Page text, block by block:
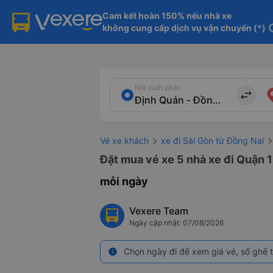
Cam kết hoàn 150% nếu nhà xe
không cung cấp dịch vụ vận chuyển (*)
Nơi xuất phát
import_export
Vé xe khách xe đi Sài Gòn từ Đồng Nai
Đặt mua vé xe 5 nhà xe đi Quận
mỗi ngày
Vexere Team
Ngày cập nhật: 07/08/2026
info Chọn ngày đi để xem giá vé, số